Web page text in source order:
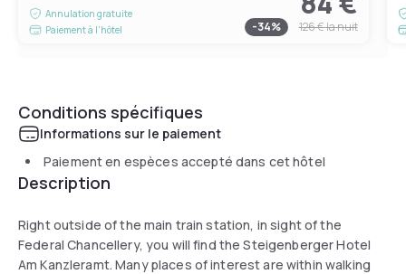
Annulation gratuite
Paiement à l'hôtel
-34% 126 €la nuit
Conditions spécifiques
Informations sur le paiement
Paiement en espèces accepté dans cet hôtel
Description
Right outside of the main train station, in sight of the
Federal Chancellery, you will find the Steigenberger Hotel
Am Kanzleramt. Many places of interest are within walking